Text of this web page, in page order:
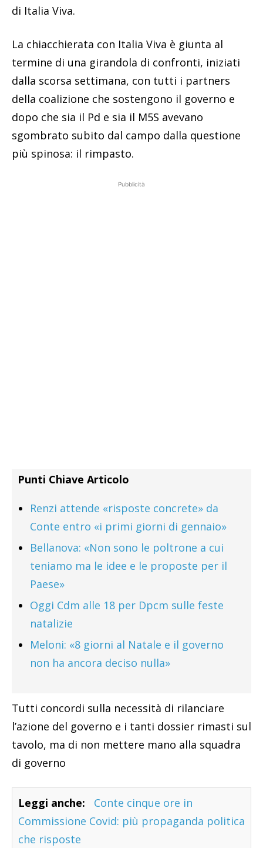
di Italia Viva.
La chiacchierata con Italia Viva è giunta al
termine di una girandola di confronti, iniziati
dalla scorsa settimana, con tutti i partners
della coalizione che sostengono il governo e
dopo che sia il Pd e sia il M5S avevano
sgombrato subito dal campo dalla questione
più spinosa: il rimpasto.
Pubblicità
Punti Chiave Articolo
Renzi attende «risposte concrete» da
Conte entro «i primi giorni di gennaio»
Bellanova: «Non sono le poltrone a cui
teniamo ma le idee e le proposte per il
Paese»
Oggi Cdm alle 18 per Dpcm sulle feste
natalizie
Meloni: «8 giorni al Natale e il governo
non ha ancora deciso nulla»
Tutti concordi sulla necessità di rilanciare
l’azione del governo e i tanti dossier rimasti sul
tavolo, ma di non mettere mano alla squadra
di governo
Leggi anche:
Conte cinque ore in
Commissione Covid: più propaganda politica
che risposte